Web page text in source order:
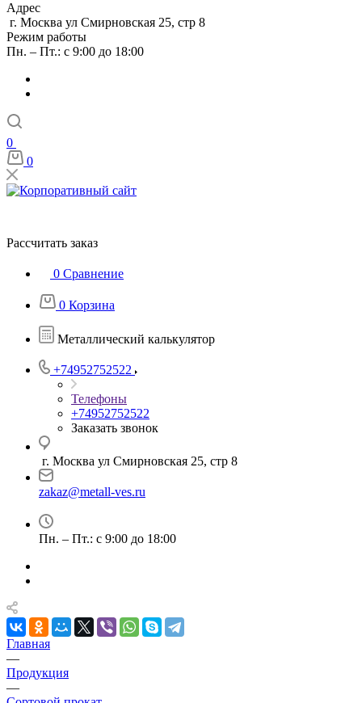
Адрес
г. Москва ул Смирновская 25, стр 8
Режим работы
Пн. – Пт.: с 9:00 до 18:00
0
0
Рассчитать заказ
0 Сравнение
0 Корзина
Металлический калькулятор
+74952752522
Телефоны
+74952752522
Заказать звонок
г. Москва ул Смирновская 25, стр 8
zakaz@metall-ves.ru
Пн. – Пт.: с 9:00 до 18:00
Главная
—
Продукция
—